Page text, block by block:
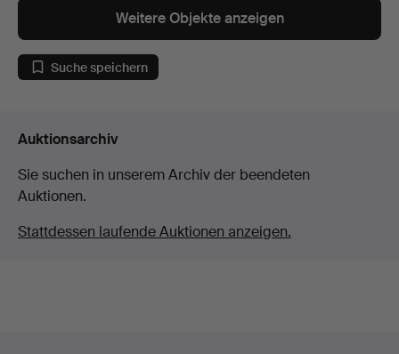
Weitere Objekte anzeigen
Suche speichern
Auktionsarchiv
Sie suchen in unserem Archiv der beendeten
Auktionen.
Stattdessen laufende Auktionen anzeigen.